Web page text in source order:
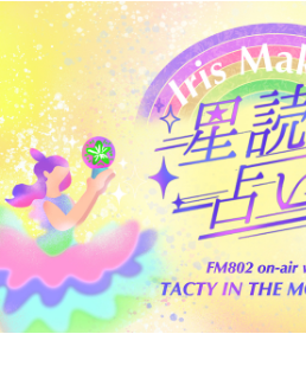
ックの要素を融合させており、現代
えた魅力を感じさせます。藤井風
が好きな方なら、きっとトゥルス
けるはずです！とのこと。
●オススメしてくれた曲は、「Teh
茶）」
タイトルは爽やかに聴こえるかも
しさや孤独を感じる瞬間から逃げ
最近、局内で最も大きな話題とな
Kanye West(カニエ・ウェスト）が
ォーマンスを行うというニュース
とき、Mustangのスタッフ全員が大
さらにすごいのは、Ye(イェ)がジ
会場で、巨大な地球儀の演出と
フォーマンスを行うということで
体験になるはずで、今から待ちき
それだけでなく、8月17日にはイ
かに座のアナタ：冷蔵庫の中や食
も。
しし座のアナタ：もう卒業できる
そう。
おとめ座のアナタ：デスクや机の
いかも。
てんびん座のアナタ：情報の取捨
しましょう。。